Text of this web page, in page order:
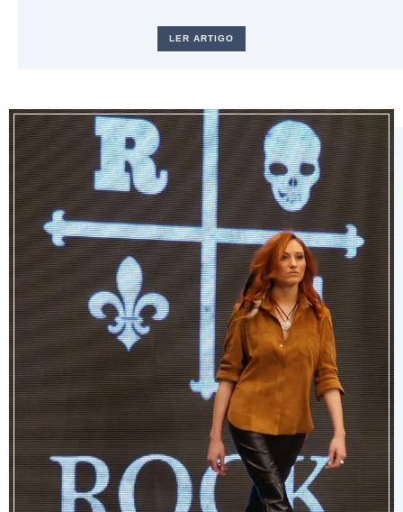
LER ARTIGO